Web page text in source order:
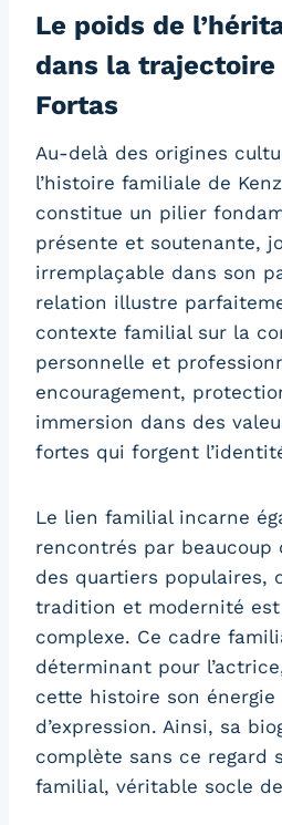
Le poids de
dans la trajectoire
Fortas
Au-delà des origines
l’histoire familiale de
constitue un pilier
présente et soutenante,
irremplaçable dans son
relation illustre
contexte familial sur la
personnelle et
encouragement,
immersion dans des
fortes qui forgent
Le lien familial incarne
rencontrés par beaucoup
des quartiers populaires,
tradition et modernité est
complexe. Ce cadre
déterminant pour
cette histoire son
d’expression. Ainsi, sa
complète sans ce regard
familial, véritable socle